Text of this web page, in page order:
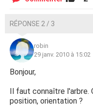
RÉPONSE 2 / 3
robin
29 janv. 2010 à 15:02
Bonjour,
Il faut connaître l'arbre.
position, orientation ?